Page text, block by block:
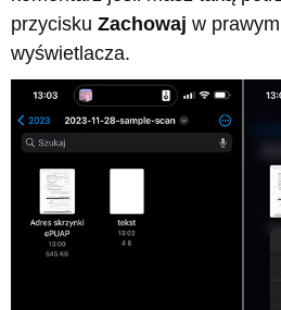
przycisku Zachowaj w
wyświetlacza.